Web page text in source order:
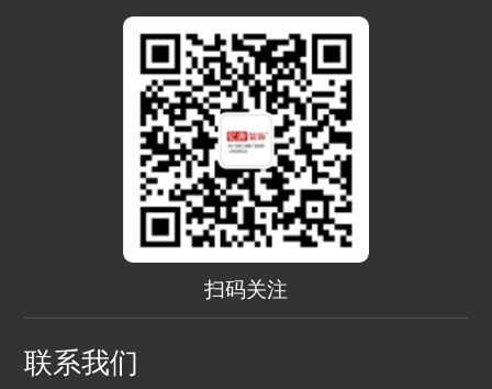
扫码关注
联系我们